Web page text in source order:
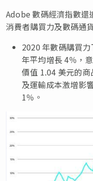
Adobe 數碼經濟指數還
消費者購買力及數碼通
2020 年數碼購買
年平均增長 4％，
價值 1.04 美元的
及運輸成本激增影
1％。